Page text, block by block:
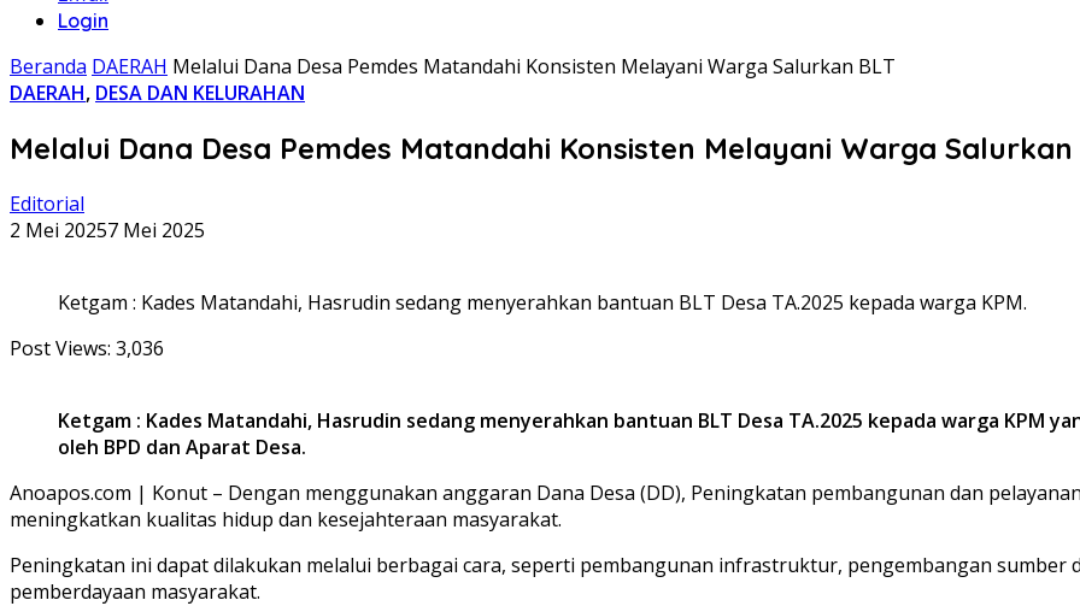
Login
Beranda DAERAH Melalui Dana Desa Pemdes Matandahi Konsisten Melayani Warga Salurkan BLT
DAERAH, DESA DAN KELURAHAN
Melalui Dana Desa Pemdes Matandahi Konsisten Melayani Warga Salurkan
Editorial
2 Mei 20257 Mei 2025
Ketgam : Kades Matandahi, Hasrudin sedang menyerahkan bantuan BLT Desa TA.2025 kepada warga KPM.
Post Views: 3,036
Ketgam : Kades Matandahi, Hasrudin sedang menyerahkan bantuan BLT Desa TA.2025 kepada warga KPM
oleh BPD dan Aparat Desa.
Anoapos.com | Konut – Dengan menggunakan anggaran Dana Desa (DD), Peningkatan pembangunan dan
meningkatkan kualitas hidup dan kesejahteraan masyarakat.
Peningkatan ini dapat dilakukan melalui berbagai cara, seperti pembangunan infrastruktur, pengembangan sumber
pemberdayaan masyarakat.